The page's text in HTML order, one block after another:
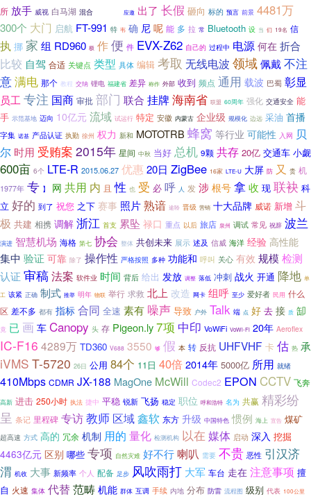
所 放手 威视 白马湖 混合 应邀 出了 长假 砸向 标的 预言 前景 4481万
300个 大门 启航 FT-991 特 韦 确 尼 呢 能 多 拉 常 Bluetooth 设 当 们 19名 信
执 挪 家 组 RD960 极 作便 件 EVX-Z62 自己的 过程中 电源何在折合
比较 自驾 合适 关键点 类型 具体 编辑 考取 无线电波 领域佩戴不注
意满电 那个 教程 交纳 锂电 福建省 差异 称作 外部 收到 频点 通用 载波 巴蜀 彰显
员工 专注 国商 审批 部门 联合 挂牌海南省 联盟 60周年 强化 交通安全 能
手 示范基地 迈向 10亿元 流域 试运行 特定 安徽 内蒙古 企业级 规模化 边远 采油 首播
字集 诺基 产品认证 执勤 徐州 权力 新和 MOTOTRB 蜂窝 等行业 可能性 入网 贝
尔 时用 受贿案 2015年 星间 中秋 当好 总机 9颗 共存 20亿 交通车 小觑
600亩 6个 LTE-R 2015.06.27 优惠 20日 ZigBee 16家 LTE-U 大屏 防 又 贵 机
1977年 专 】 网 共用 内 且 性 也 受 必 呼 人 发 涉 根号 拿收 现 联袂 科
立 好的 到了 祝您 之下 赛事 照片熟谙 途聆 晋级 营销 十大品牌 威诺 新增 斗
极 共建 相携 调解 浙江 首支 累坠 禄口 重点 以后 旅店 泉州 调试 常见 祝辞 波兰
演进 智慧机场 海格 第七 协会 整体 共创未来 展示 述及 信威 海洋 经验 高性能
集中 验证 可靠 除了 操作性 严格按照 多种 功能和 呼叫 关心 有效 规模 检测
认证 审稿法案 软件业 时间 背后 给出 发放 调整 落低 冲刺 战火 开通 降地 单
工 该紧 正确 制式 推举 明年 物联 举行 求救 北上 改造 网卡 组呼 至少 爱好者 民用 什么
区 差不多 都有 指标 合同 全速 素有 噪声 导致 户外 Talk 端 点 好 去 接 质 缷
竟 已 画 车 Canopy 头 存 Pigeon.ly7项 中印 VoWiFi VoWi-Fi 20年 Aeroflex
IC-F16 4289万 TD360 V688 3550 够 假 本 转 反抗 UHFVHF 卡 估 热 承
iVMS T-5720 26日 公用 84个 11日 40倍2014年 5000亿 所用 就绪
410Mbps CDMR JX-188 MagOne McWill Codec2 EPON CCTV 飞奔
高新 进击 250小时 执法 捷中 平稳 锐新 飞扬 稳定 职位 呼和浩特 名为 共赢 精彩纷
呈 条记 里程碑 专访教师 区域鑫软 东方 升级 中国特色 惯例 海上 宣告 煤矿
超高速 方式 高的 冗余 机制 用的 量化 检测机构 以在 媒体 启动 深入 挖掘
4463亿元 区别 哪些 专项 自然灾难 好不行 喇叭 需要 不贵 恶性 引汉济
渭 机收 大事 新频率 个人 配备 足步 风吹雨打 大军 车台 走在注意事项 擅
自 火速 集体 代替范畴 机能 群体 互调 手续 内地 分布 防雷 流程图 级别 代表 100公里